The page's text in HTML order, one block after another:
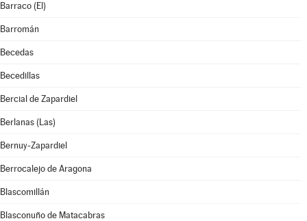
Barraco (El)
Barromán
Becedas
Becedillas
Bercial de Zapardiel
Berlanas (Las)
Bernuy-Zapardiel
Berrocalejo de Aragona
Blascomillán
Blasconuño de Matacabras